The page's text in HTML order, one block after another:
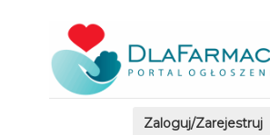
Zaloguj/Zarejestruj